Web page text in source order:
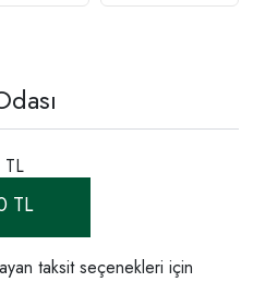
TL
TL
taksit seçenekleri için